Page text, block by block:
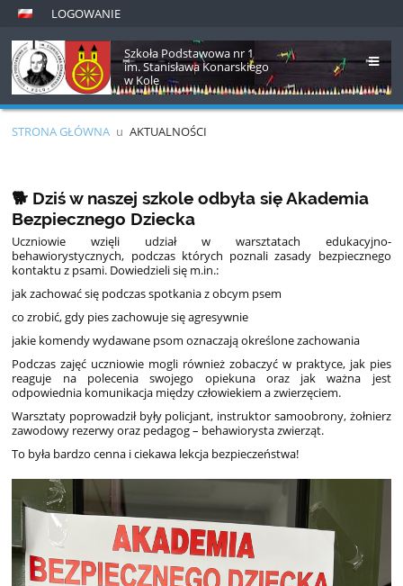
LOGOWANIE
Szkoła Podstawowa nr 1
im. Stanisława Konarskiego
w Kole
STRONA GŁÓWNA u AKTUALNOŚCI
🐕 Dziś w naszej szkole odbyła się Akademia
Bezpiecznego Dziecka
Uczniowie wzięli udział w warsztatach edukacyjno-
behawiorystycznych, podczas których poznali zasady bezpiecznego
kontaktu z psami. Dowiedzieli się m.in.:
jak zachować się podczas spotkania z obcym psem
co zrobić, gdy pies zachowuje się agresywnie
jakie komendy wydawane psom oznaczają określone zachowania
Podczas zajęć uczniowie mogli również zobaczyć w praktyce, jak pies
reaguje na polecenia swojego opiekuna oraz jak ważna jest
odpowiednia komunikacja między człowiekiem a zwierzęciem.
Warsztaty poprowadził były policjant, instruktor samoobrony, żołnierz
zawodowy rezerwy oraz pedagog – behawiorysta zwierząt.
To była bardzo cenna i ciekawa lekcja bezpieczeństwa!